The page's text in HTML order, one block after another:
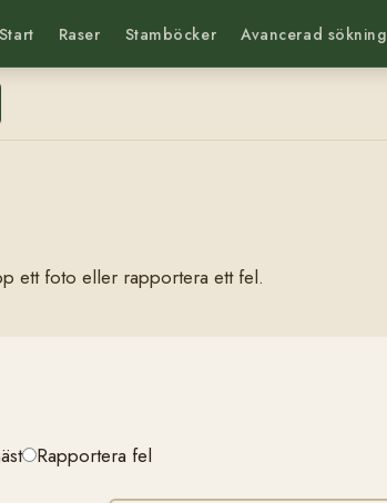
Start Raser Stamböcker Avancerad sökning
ett foto eller rapportera ett fel.
Rapportera fel